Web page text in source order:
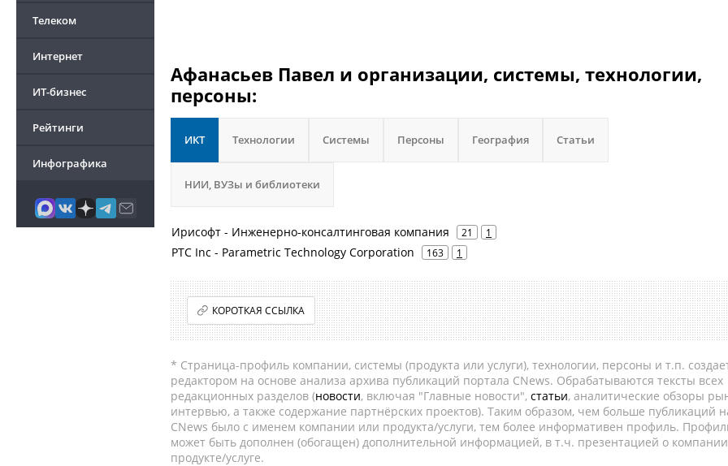
Телеком
Интернет
ИТ-бизнес
Рейтинги
Инфографика
Афанасьев Павел и организации, системы, технологии,
персоны:
ИКТ Технологии Системы Персоны География Статьи
НИИ, ВУЗы и библиотеки
Ирисофт - Инженерно-консалтинговая компания 21 1
PTC Inc - Parametric Technology Corporation 163 1
КОРОТКАЯ ССЫЛКА
* Страница-профиль компании, системы (продукта или услуги), технологии, персоны и т.п.
редактором на основе анализа архива публикаций портала CNews. Обрабатываются тексты всех
редакционных разделов (новости, включая "Главные новости", статьи, аналитические обзоры
интервью, а также содержание партнёрских проектов). Таким образом, чем больше публикаций
CNews было с именем компании или продукта/услуги, тем более информативен профиль.
может быть дополнен (обогащен) дополнительной информацией, в т.ч. презентацией о
продукте/услуге.